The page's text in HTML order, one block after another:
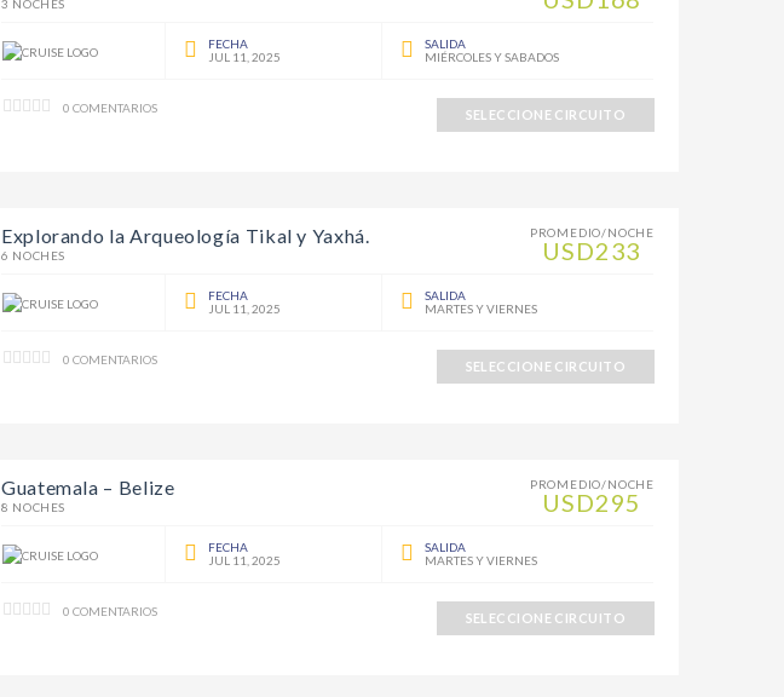
3 NOCHES
FECHA
JUL 11, 2025
SALIDA
MIÉRCOLES Y SABADOS
0 COMENTARIOS SELECCIONE CIRCUITO
Explorando la Arqueología Tikal y Yaxhá.
6 NOCHES
PROMEDIO/NOCHE
USD233
FECHA
JUL 11, 2025
SALIDA
MARTES Y VIERNES
0 COMENTARIOS SELECCIONE CIRCUITO
Guatemala – Belize
8 NOCHES
PROMEDIO/NOCHE
USD295
FECHA
JUL 11, 2025
SALIDA
MARTES Y VIERNES
0 COMENTARIOS SELECCIONE CIRCUITO